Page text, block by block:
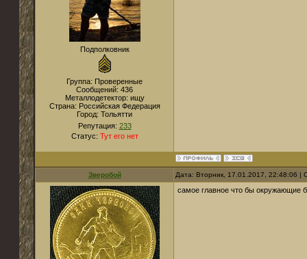
Подполковник
Группа: Проверенные
Сообщений: 436
Металлодетектор: ищу
Страна: Российская Федерация
Город: Тольятти
Репутация: 233
Статус: Тут его нет
Зверобой Дата: Вторник, 17.01.2017, 22:48:06
самое главное что бы окружающие